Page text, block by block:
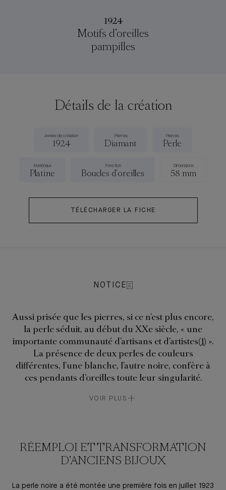
1924
Motifs d’oreilles
pampilles
Détails de la création
Année de création
1924
Pierres
Diamant
Pierres
Perle
Matériaux
Platine
Fonction
Boucles d'oreilles
Dimensions
58 mm
TÉLÉCHARGER LA FICHE
NOTICE
Aussi prisée que les pierres, si ce n’est plus encore,
la perle séduit, au début du XXe siècle, « une
importante communauté d’artisans et d’artistes 1
».
La présence de deux perles de couleurs
différentes, l’une blanche, l’autre noire, confère à
ces pendants d’oreilles toute leur singularité.
VOIR PLUS
RÉEMPLOI ET TRANSFORMATION
D’ANCIENS BIJOUX
La perle noire a été montée une première fois en juillet 1923